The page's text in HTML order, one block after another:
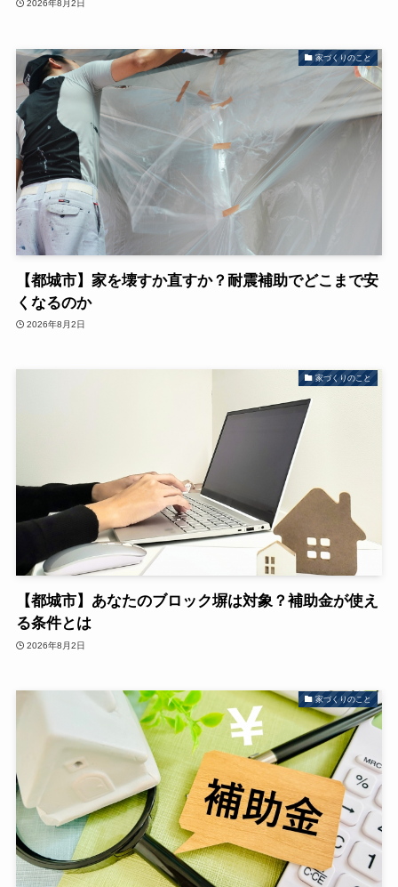
2026年8月2日
家づくりのこと
【都城市】家を壊すか直すか？耐震補助でどこまで安
くなるのか
2026年8月2日
家づくりのこと
【都城市】あなたのブロック塀は対象？補助金が使え
る条件とは
2026年8月2日
家づくりのこと